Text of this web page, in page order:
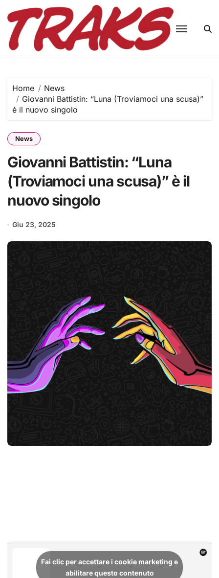
content
Home
News
Giovanni Battistin: “Luna (Troviamoci una scusa)”
è il nuovo singolo
News
Giovanni Battistin: “Luna
(Troviamoci una scusa)” è il
nuovo singolo
Giu 23, 2025
Fai clic per accettare i cookie marketing e
abilitare questo contenuto